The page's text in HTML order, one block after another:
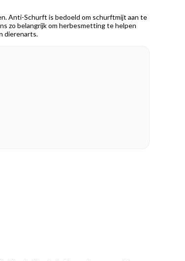
Anti-Schurft is bedoeld om schurftmijt aan te
zo belangrijk om herbesmetting te helpen
dierenarts.